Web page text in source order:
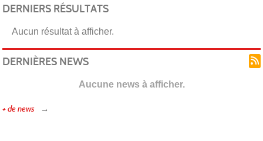
DERNIERS RÉSULTATS
Aucun résultat à afficher.
DERNIÈRES NEWS
Aucune news à afficher.
+ de news